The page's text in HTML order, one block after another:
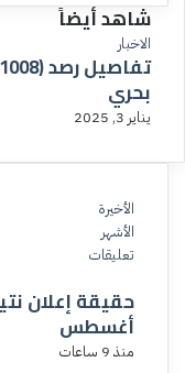
شاهد أيضاً
إ
غ
ل
ا
الاخبار
بحري
يناير 3, 2025
الأخيرة
الأشهر
تعليقات
أغسطس
منذ 9 ساعات